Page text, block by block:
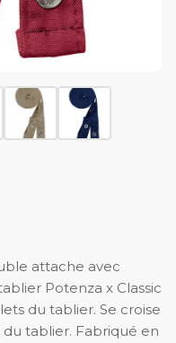
attache avec
Potenza x Classic
du tablier. Se croise
du tablier. Fabriqué en